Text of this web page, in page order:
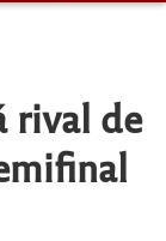
rival de